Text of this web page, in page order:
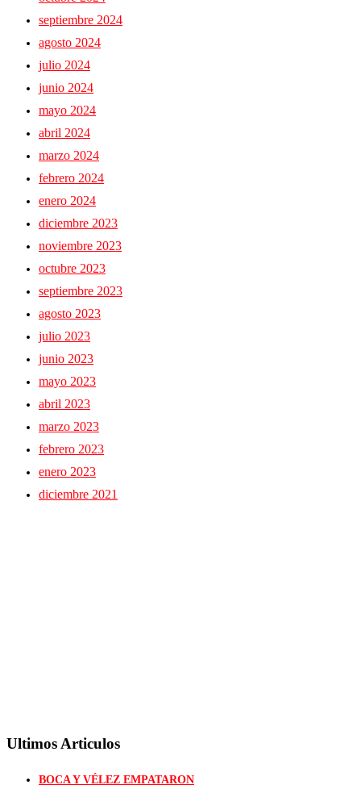
septiembre 2024
agosto 2024
julio 2024
junio 2024
mayo 2024
abril 2024
marzo 2024
febrero 2024
enero 2024
diciembre 2023
noviembre 2023
octubre 2023
septiembre 2023
agosto 2023
julio 2023
junio 2023
mayo 2023
abril 2023
marzo 2023
febrero 2023
enero 2023
diciembre 2021
Ultimos Articulos
BOCA Y VÉLEZ EMPATARON